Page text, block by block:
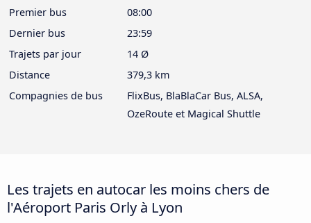
Premier bus
08:00
Dernier bus
23:59
Trajets par jour
14 Ø
Distance
379,3 km
Compagnies de bus
FlixBus, BlaBlaCar Bus, ALSA,
OzeRoute et Magical Shuttle
Les trajets en autocar les moins chers de
l'Aéroport Paris Orly à Lyon